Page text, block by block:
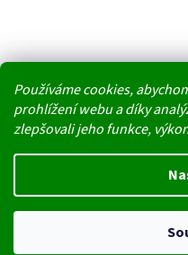
Používáme cookies,
prohlížení webu a díky
zlepšovali jeho funkce,
Nedoporučujeme v těchto
boxy. Uvnitř boxu na přímém
Copyright 2026PŘÍRODA